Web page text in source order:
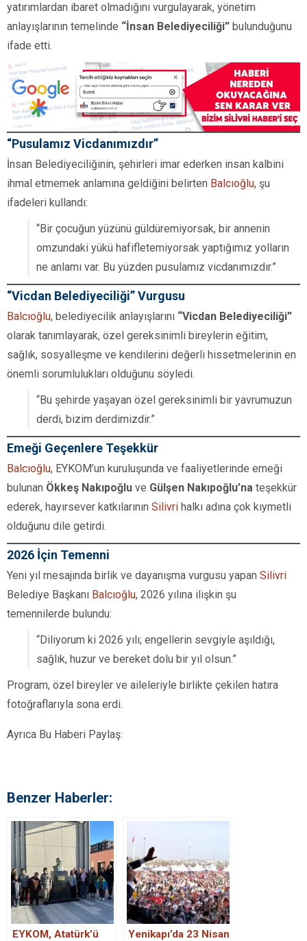
yatırımlardan ibaret olmadığını vurgulayarak, yönetim
anlayışlarının temelinde “İnsan Belediyeciliği” bulunduğunu
ifade etti.
“Pusulamız Vicdanımızdır”
İnsan Belediyeciliğinin, şehirleri imar ederken insan kalbini
ihmal etmemek anlamına geldiğini belirten Balcıoğlu, şu
ifadeleri kullandı:
“Bir çocuğun yüzünü güldüremiyorsak, bir annenin
omzundaki yükü hafifletemiyorsak yaptığımız yolların
ne anlamı var. Bu yüzden pusulamız vicdanımızdır.”
“Vicdan Belediyeciliği” Vurgusu
Balcıoğlu, belediyecilik anlayışlarını “Vicdan Belediyeciliği”
olarak tanımlayarak, özel gereksinimli bireylerin eğitim,
sağlık, sosyalleşme ve kendilerini değerli hissetmelerinin en
önemli sorumlulukları olduğunu söyledi.
“Bu şehirde yaşayan özel gereksinimli bir yavrumuzun
derdi, bizim derdimizdir.”
Emeği Geçenlere Teşekkür
Balcıoğlu, EYKOM’un kuruluşunda ve faaliyetlerinde emeği
bulunan Ökkeş Nakıpoğlu ve Gülşen Nakıpoğlu’na teşekkür
ederek, hayırsever katkılarının Silivri halkı adına çok kıymetli
olduğunu dile getirdi.
2026 İçin Temenni
Yeni yıl mesajında birlik ve dayanışma vurgusu yapan Silivri
Belediye Başkanı Balcıoğlu, 2026 yılına ilişkin şu
temennilerde bulundu:
“Diliyorum ki 2026 yılı; engellerin sevgiyle aşıldığı,
sağlık, huzur ve bereket dolu bir yıl olsun.”
Program, özel bireyler ve aileleriyle birlikte çekilen hatıra
fotoğraflarıyla sona erdi.
Ayrıca Bu Haberi Paylaş:
Benzer Haberler:
EYKOM, Atatürk’ü
Yenikapı’da 23 Nisan